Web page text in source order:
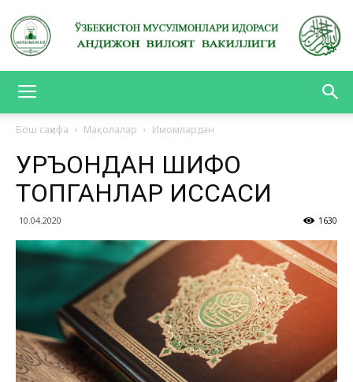
ВИЛОЯТ
Бош саҳифа Мақолалар Имомлардан
ҚУРЪОНДАН ШИФО
ТОПГАНЛАР ҚИССАСИ
10.04.2020 1630